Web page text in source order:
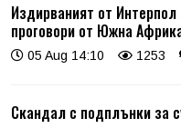
Издирваният от
проговори от Южна
05 Aug 14:10 1253
Скандал с подплънки за